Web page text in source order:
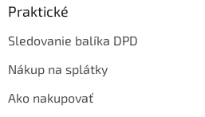
Praktické
Sledovanie balíka DPD
Nákup na splátky
Ako nakupovať